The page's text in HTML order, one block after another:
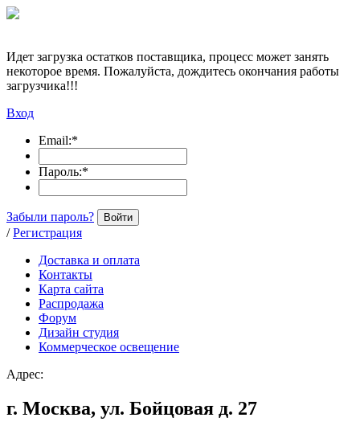
Идет загрузка остатков поставщика, процесс может занять
некоторое время. Пожалуйста, дождитесь окончания работы
загрузчика!!!
Вход
Email:*
Пароль:*
Забыли пароль? Войти
/ Регистрация
Доставка и оплата
Контакты
Карта сайта
Распродажа
Форум
Дизайн студия
Коммерческое освещение
Адрес:
г. Москва, ул. Бойцовая д. 27